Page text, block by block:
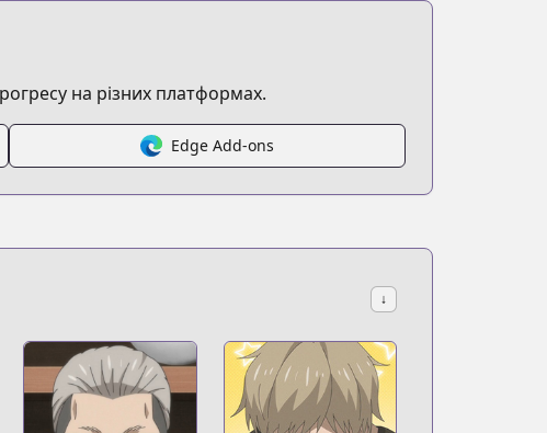
на різних платформах.
Edge Add-ons
↓